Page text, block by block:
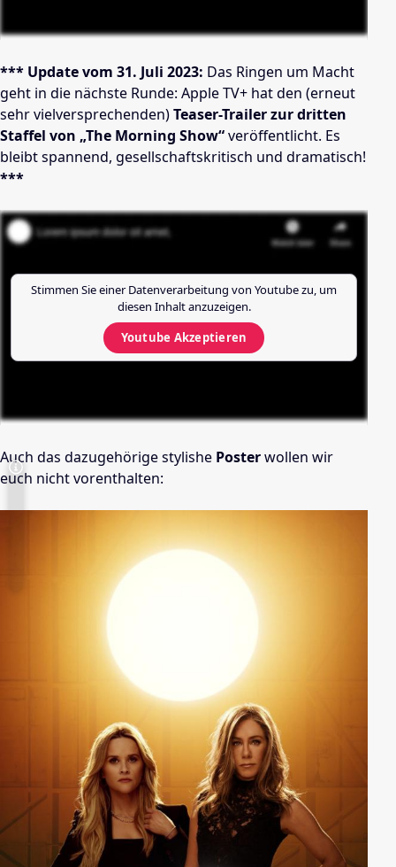
*** Update vom 31. Juli 2023: Das Ringen um Macht
geht in die nächste Runde: Apple TV+ hat den (erneut
sehr vielversprechenden)Teaser-Trailer zur dritten
Staffel von „The Morning Show“veröffentlicht. Es
bleibt spannend, gesellschaftskritisch und dramatisch!
***
Stimmen Sie einer Datenverarbeitung von Youtubezu, um
diesen Inhalt anzuzeigen.
Youtube Akzeptieren
Auch das dazugehörige stylishe Posterwollen wir
euch nicht vorenthalten: